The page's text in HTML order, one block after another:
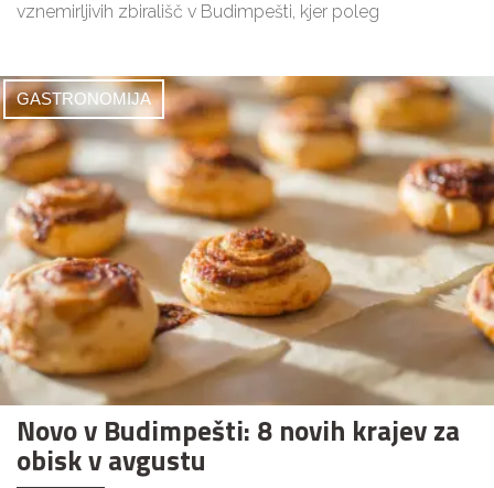
vznemirljivih zbirališč v Budimpešti, kjer poleg
GASTRONOMIJA
Novo v Budimpešti: 8 novih krajev za
obisk v avgustu